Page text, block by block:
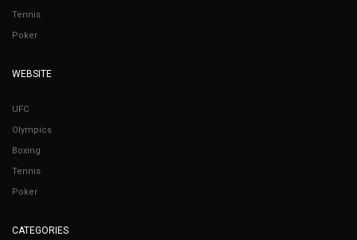
Tennis
Poker
WEBSITE
UFC
Olympics
Boxing
Tennis
Poker
CATEGORIES